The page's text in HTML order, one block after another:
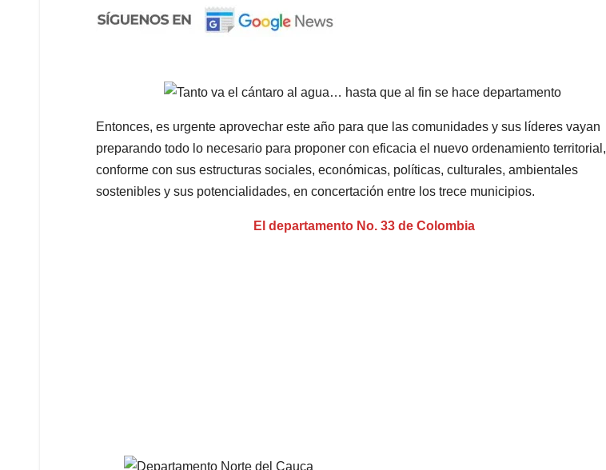
Entonces, es urgente aprovechar este año para que las comunidades y sus líderes vayan
preparando todo lo necesario para proponer con eficacia el nuevo ordenamiento territorial,
conforme con sus estructuras sociales, económicas, políticas, culturales, ambientales
sostenibles y sus potencialidades, en concertación entre los trece municipios.
El departamento No. 33 de Colombia